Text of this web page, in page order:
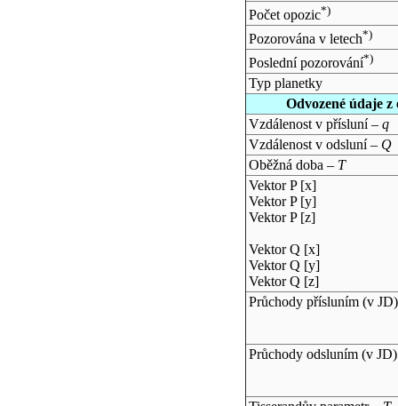
Počet opozic*)
Pozorována v letech*)
Poslední pozorování*)
Typ planetky
Odvozené údaje
Vzdálenost v přísluní – q
Vzdálenost v odsluní – Q
Oběžná doba – T
Vektor P [x]
Vektor P [y]
Vektor P [z]
Vektor Q [x]
Vektor Q [y]
Vektor Q [z]
Průchody přísluním (v JD)
Průchody odsluním (v JD)